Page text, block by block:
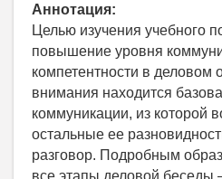
Аннотация:
Целью изучения учебного
повышение уровня
компетентности в деловом
внимания находится
коммуникации, из которой
остальные ее
разговор. Подробным
все этапы деловой беседы